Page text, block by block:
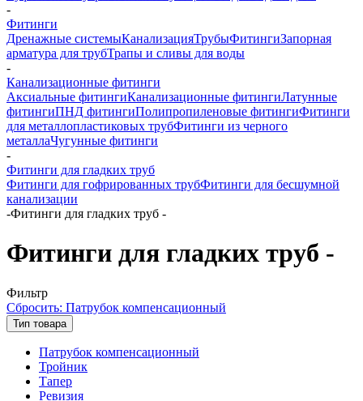
-
Фитинги
Дренажные системыКанализацияТрубыФитингиЗапорная
арматура для трубТрапы и сливы для воды
-
Канализационные фитинги
Аксиальные фитингиКанализационные фитингиЛатунные
фитингиПНД фитингиПолипропиленовые фитингиФитинги
для металлопластиковых трубФитинги из черного
металлаЧугунные фитинги
-
Фитинги для гладких труб
Фитинги для гофрированных трубФитинги для бесшумной
канализации
-Фитинги для гладких труб -
Фитинги для гладких труб -
Фильтр
Сбросить: Патрубок компенсационный
Тип товара
Патрубок компенсационный
Тройник
Тапер
Ревизия